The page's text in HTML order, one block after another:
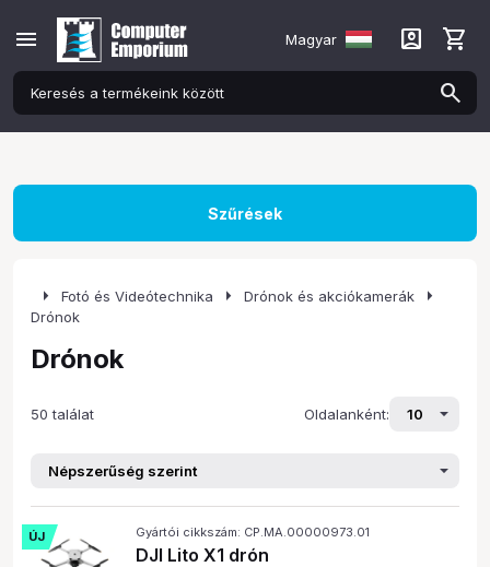
menu Magyar account_box shopping_cart
arrow_right Fotó és Videótechnika arrow_right Drónok és akciókamerák arrow_right
Drónok
Drónok
50 találat Oldalanként:
ÚJ Gyártói cikkszám: CP.MA.00000973.01
DJI Lito X1 drón
Szűrések